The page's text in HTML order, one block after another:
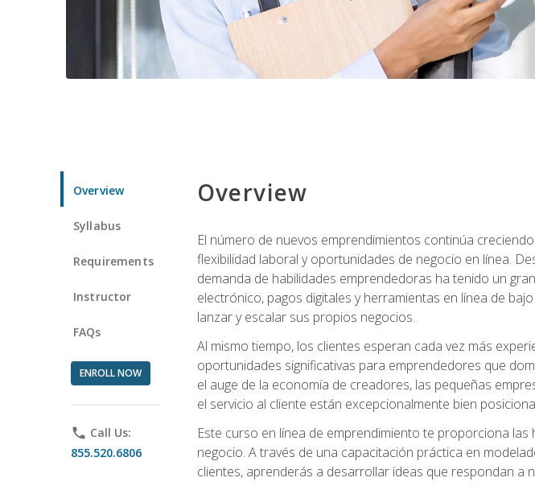
Overview
Syllabus
Requirements
Instructor
FAQs
ENROLL NOW
phone Call Us:
855.520.6806
Overview
El número de nuevos emprendimientos continúa
flexibilidad laboral y oportunidades de negocio en línea.
demanda de habilidades emprendedoras ha tenido un
electrónico, pagos digitales y herramientas en línea de
lanzar y escalar sus propios negocios.
Al mismo tiempo, los clientes esperan cada vez más
oportunidades significativas para emprendedores que
el auge de la economía de creadores, las pequeñas
el servicio al cliente están excepcionalmente bien
Este curso en línea de emprendimiento te proporciona
negocio. A través de una capacitación práctica en
clientes, aprenderás a desarrollar ideas que respondan a